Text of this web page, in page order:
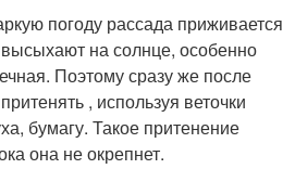
погоду рассада приживается
на солнце, особенно
Поэтому сразу же после
, используя веточки
бумагу. Такое притенение
она не окрепнет.